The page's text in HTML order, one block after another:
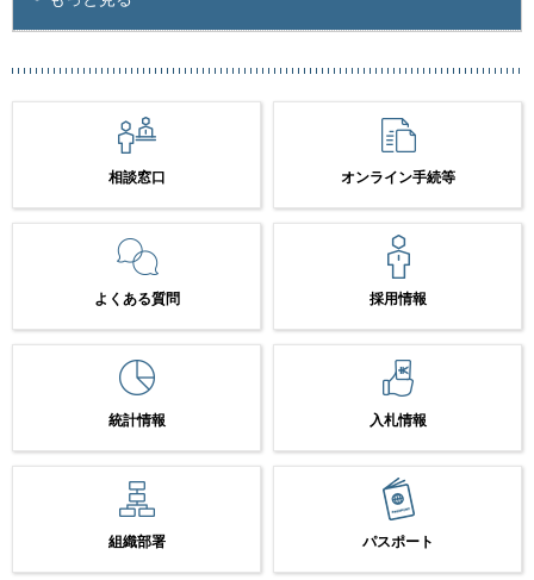
相談窓口 オンライン手続等
よくある質問 採用情報
統計情報 入札情報
組織部署 パスポート